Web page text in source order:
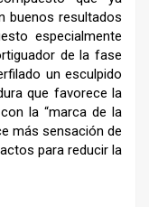
buenos resultados
especialmente
de la fase
un esculpido
que favorece la
la “marca de la
más sensación de
para reducir la